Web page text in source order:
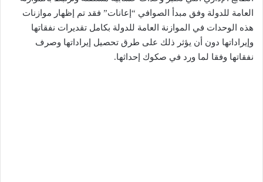
العامة للدولة وفق مبدأ الصوافي “إعانات” فقد تم إظهار موازنات
هذه الوحدات في الموازنة العامة للدولة بكامل تقديرات نفقاتها
وإيراداتها دون أن يؤثر ذلك على طرق تحصيل إيراداتها وصرف
نفقاتها وفقا لما ورد في صكوك إحداثها.